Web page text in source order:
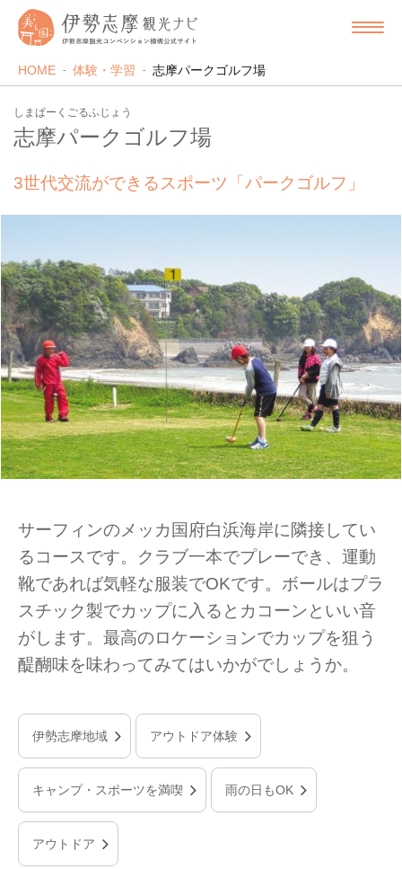
HOME 体験・学習 志摩パークゴルフ場
しまぱーくごるふじょう
志摩パークゴルフ場
3世代交流ができるスポーツ「パークゴルフ」
サーフィンのメッカ国府白浜海岸に隣接してい
るコースです。クラブ一本でプレーでき、運動
靴であれば気軽な服装でOKです。ボールはプラ
スチック製でカップに入るとカコーンといい音
がします。最高のロケーションでカップを狙う
醍醐味を味わってみてはいかがでしょうか。
伊勢志摩地域 アウトドア体験
キャンプ・スポーツを満喫 雨の日もOK
アウトドア